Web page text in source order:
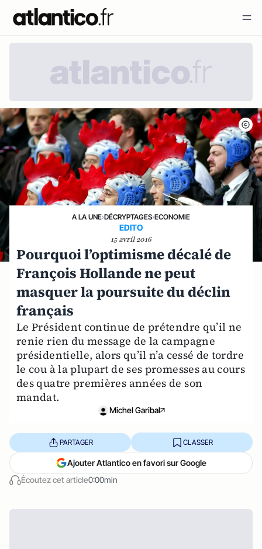
A LA UNE›DÉCRYPTAGES›ECONOMIE
EDITO
15 avril 2016
Pourquoi l’optimisme décalé de
François Hollande ne peut
masquer la poursuite du déclin
français
Le Président continue de prétendre qu’il ne
renie rien du message de la campagne
présidentielle, alors qu’il n’a cessé de tordre
le cou à la plupart de ses promesses au cours
des quatre premières années de son
mandat.
Michel Garibal
Écoutez cet article0:00min
PARTAGER CLASSER
Ajouter Atlantico en favori sur Google